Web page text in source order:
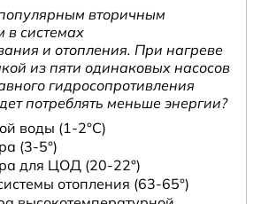
вторичным
в системах
и отопления. При нагреве
из пяти одинаковых насосов
гидросопротивления
потреблять меньше энергии?
воды (1-2°С)
(3-5°)
для ЦОД (20-22°)
отопления (63-65°)